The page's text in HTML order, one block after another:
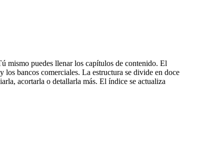
mismo puedes llenar los capítulos de contenido. El
los bancos comerciales. La estructura se divide en doce
acortarla o detallarla más. El índice se actualiza